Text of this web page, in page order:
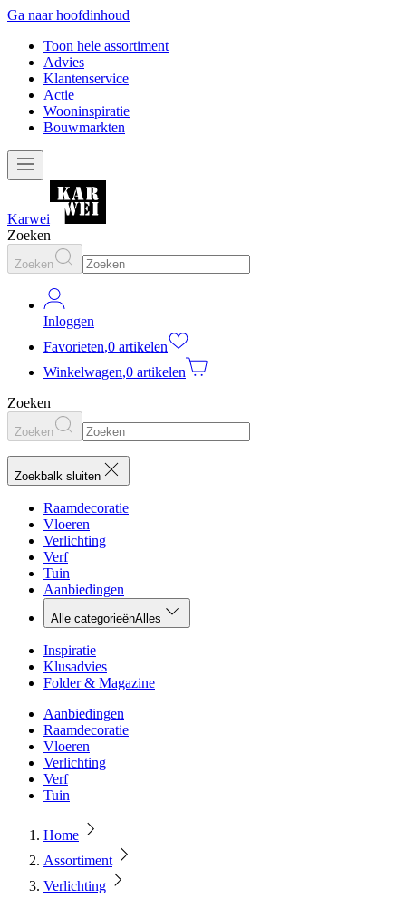
Ga naar hoofdinhoud
Toon hele assortiment
Advies
Klantenservice
Actie
Wooninspiratie
Bouwmarkten
Karwei
Zoeken
Zoeken
Inloggen
Favorieten,0 artikelen
Winkelwagen,0 artikelen
Zoeken
Zoeken
Zoekbalk sluiten
Raamdecoratie
Vloeren
Verlichting
Verf
Tuin
Aanbiedingen
Alle categorieënAlles
Inspiratie
Klusadvies
Folder & Magazine
Aanbiedingen
Raamdecoratie
Vloeren
Verlichting
Verf
Tuin
Home
Assortiment
Verlichting